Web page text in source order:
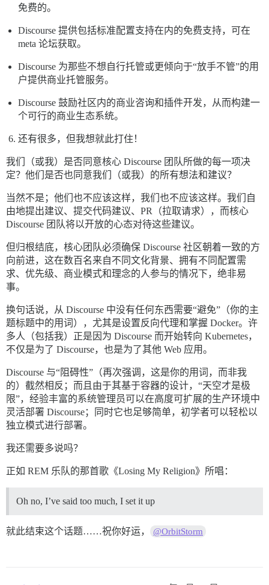
免费的。
Discourse 提供包括标准配置支持在内的免费支持，可在
meta 论坛获取。
Discourse 为那些不想自行托管或更倾向于“放手不管”的用
户提供商业托管服务。
Discourse 鼓励社区内的商业咨询和插件开发，从而构建一
个可行的商业生态系统。
还有很多，但我想就此打住！
我们（或我）是否同意核心 Discourse 团队所做的每一项决
定？他们是否也同意我们（或我）的所有想法和建议？
当然不是；他们也不应该这样，我们也不应该这样。我们自
由地提出建议、提交代码建议、PR（拉取请求），而核心
Discourse 团队将以开放的心态对待这些建议。
但归根结底，核心团队必须确保 Discourse 社区朝着一致的方
向前进，这在数百名来自不同文化背景、拥有不同配置需
求、优先级、商业模式和理念的人参与的情况下，绝非易
事。
换句话说，从 Discourse 中没有任何东西需要“避免”（你的主
题标题中的用词），尤其是设置反向代理和掌握 Docker。许
多人（包括我）正是因为 Discourse 而开始转向 Kubernetes，
不仅是为了 Discourse，也是为了其他 Web 应用。
Discourse 与“阻碍性”（再次强调，这是你的用词，而非我
的）截然相反；而且由于其基于容器的设计，“天空才是极
限”，经验丰富的系统管理员可以在高度可扩展的生产环境中
灵活部署 Discourse；同时它也足够简单，初学者可以轻松以
独立模式进行部署。
我还需要多说吗？
正如 REM 乐队的那首歌《Losing My Religion》所唱：
Oh no, I’ve said too much, I set it up
就此结束这个话题……祝你好运， @OrbitStorm